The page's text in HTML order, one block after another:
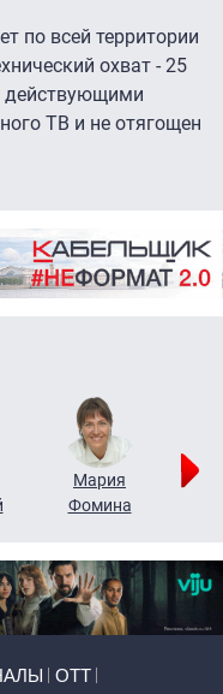
по всей территории
охват - 25
действующими
ТВ и не отягощен
Мария
Фомина
ОТТ